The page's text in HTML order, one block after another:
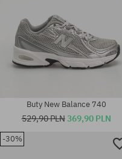
Dostępne rozmiary:
Buty New Balance 740
529,90 PLN369,90 PLN
-30%